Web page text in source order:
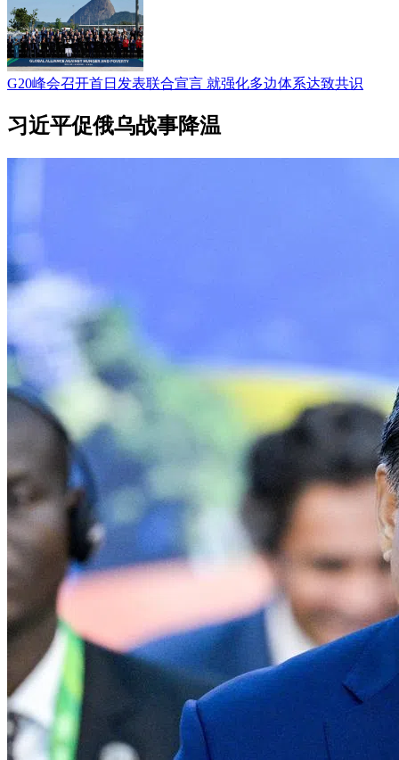
G20峰会召开首日发表联合宣言 就强化多边体系达致共识
习近平促俄乌战事降温